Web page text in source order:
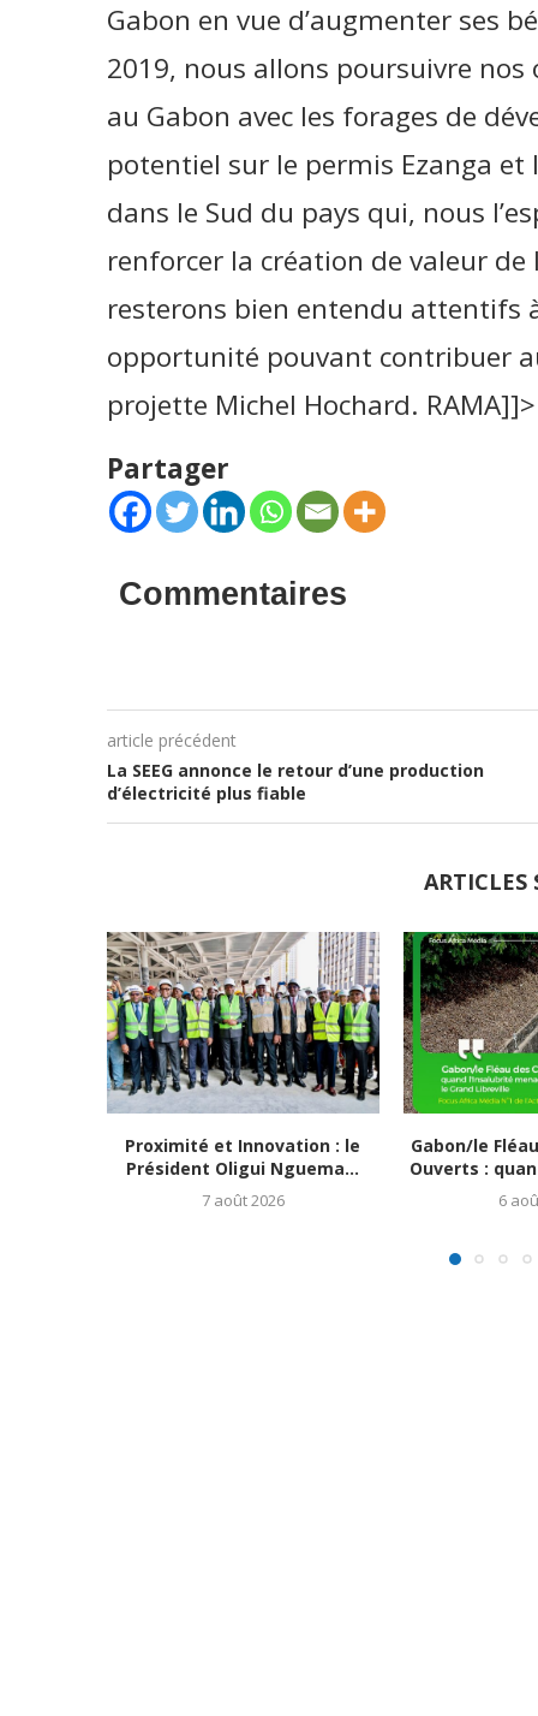
Gabon en vue d’augmenter ses
2019, nous allons poursuivre
au Gabon avec les forages de
potentiel sur le permis Ezanga et
dans le Sud du pays qui, nous
renforcer la création de valeur de
resterons bien entendu attentifs
opportunité pouvant contribuer
projette Michel Hochard. RAMA]]>
Partager
Commentaires
article précédent
La SEEG annonce le retour d’une production
d’électricité plus fiable
ARTICLES
Proximité et Innovation : le
Président Oligui Nguema...
7 août 2026
Gabon/le
Ouverts :
6